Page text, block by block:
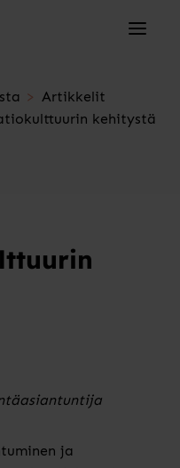
Avaa/
Artikkelit
kehitystä
ja